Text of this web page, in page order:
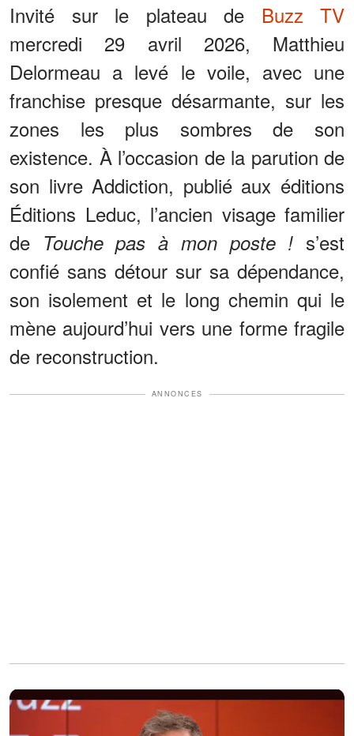
Invité sur le plateau de Buzz TV
mercredi 29 avril 2026, Matthieu
Delormeau a levé le voile, avec une
franchise presque désarmante, sur les
zones les plus sombres de son
existence. À l’occasion de la parution de
son livre Addiction, publié aux éditions
Éditions Leduc, l’ancien visage familier
de Touche pas à mon poste ! s’est
confié sans détour sur sa dépendance,
son isolement et le long chemin qui le
mène aujourd’hui vers une forme fragile
de reconstruction.
ANNONCES